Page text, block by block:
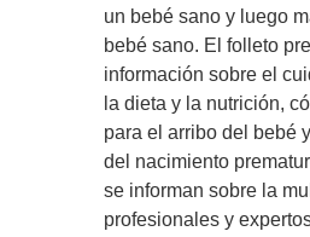
un bebé sano y luego
bebé sano. El folleto
información sobre el
la dieta y la nutrición,
para el arribo del bebé
del nacimiento
se informan sobre la
profesionales y